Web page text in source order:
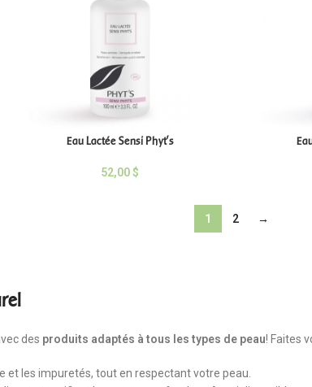
Eau Lactée Sensi Phyt’s
52,00$
1 2 →
des produits adaptés à tous les types de peau! Faites
et les impuretés, tout en respectant votre peau.